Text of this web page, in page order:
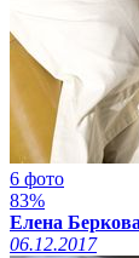
6 фото
83%
Елена
06.12.2017